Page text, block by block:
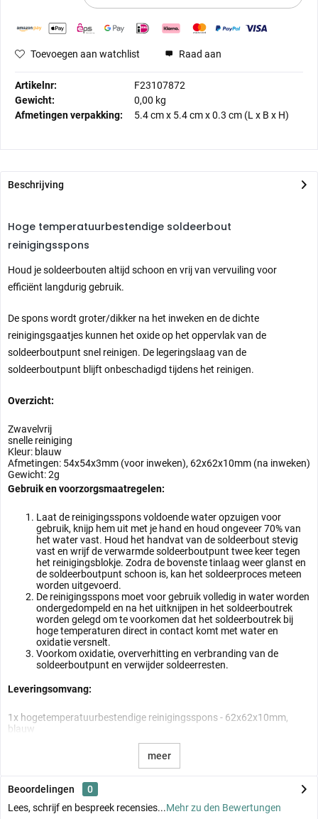
Toevoegen aan watchlist Raad aan
Artikelnr:
F23107872
Gewicht:
0,00 kg
Afmetingen verpakking:
5.4 cmx 5.4 cmx0.3 cm (L x B x H)
Beschrijving
Hoge temperatuurbestendige soldeerbout
reinigingsspons
Houd je soldeerbouten altijd schoon en vrij van vervuiling voor
efficiënt langdurig gebruik.
De spons wordt groter/dikker na het inweken en de dichte
reinigingsgaatjes kunnen het oxide op het oppervlak van de
soldeerboutpunt snel reinigen. De legeringslaag van de
soldeerboutpunt blijft onbeschadigd tijdens het reinigen.
Overzicht:
Zwavelvrij
snelle reiniging
Kleur: blauw
Afmetingen: 54x54x3mm (voor inweken), 62x62x10mm (na inweken)
Gewicht: 2g
Gebruik en voorzorgsmaatregelen:
Laat de reinigingsspons voldoende water opzuigen voor
gebruik, knijp hem uit met je hand en houd ongeveer 70% van
het water vast. Houd het handvat van de soldeerbout stevig
vast en wrijf de verwarmde soldeerboutpunt twee keer tegen
het reinigingsblokje. Zodra de bovenste tinlaag weer glanst en
de soldeerboutpunt schoon is, kan het soldeerproces meteen
worden uitgevoerd.
De reinigingsspons moet voor gebruik volledig in water worden
ondergedompeld en na het uitknijpen in het soldeerboutrek
worden gelegd om te voorkomen dat het soldeerboutrek bij
hoge temperaturen direct in contact komt met water en
oxidatie versnelt.
Voorkom oxidatie, oververhitting en verbranding van de
soldeerboutpunt en verwijder soldeerresten.
Leveringsomvang:
1x hogetemperatuurbestendige reinigingsspons - 62x62x10mm,
blauw
meer
Beoordelingen
0
Lees, schrijf en bespreek recensies...Mehr zu den Bewertungen